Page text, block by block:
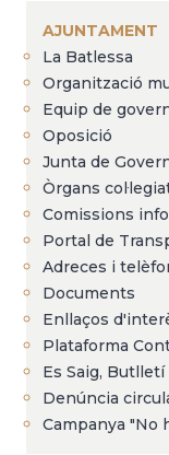
d'Ariadna
AJUNTAMENT
La Batlessa
Organització
Equip de
Oposició
Junta de
Òrgans
Comissions
Portal de
Adreces i
Documents
Enllaços
Plataforma
Es Saig,
Denúncia
Campanya "No